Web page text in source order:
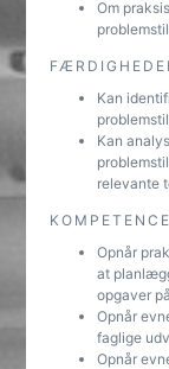
Om
Kan
Kan
relevante
Opnår
at
opgaver
Opnår
faglige
Opnår